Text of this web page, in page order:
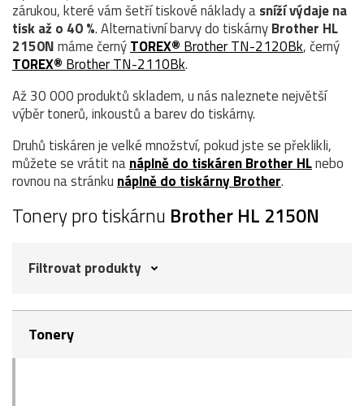
zárukou, které vám šetří tiskové náklady asníží výdaje na
tisk až o 40 %. Alternativní barvy do tiskárnyBrother HL
2150Nmáme černýTOREX® Brother TN-2120Bk, černý
TOREX® Brother TN-2110Bk.
Až 30 000 produktů skladem, u nás naleznete největší
výběr tonerů, inkoustů a barev do tiskárny.
Druhů tiskáren je velké množství, pokud jste se překlikli,
můžete se vrátit nanáplně do tiskáren Brother HLnebo
rovnou na stránku náplně do tiskárny Brother.
Tonery pro tiskárnu Brother HL 2150N
Filtrovat produkty
Tonery